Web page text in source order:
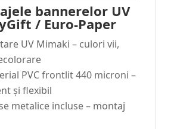
bannerelor UV
/ Euro-Paper
UV Mimaki – culori vii,
PVC frontlit 440 microni –
și flexibil
metalice incluse – montaj